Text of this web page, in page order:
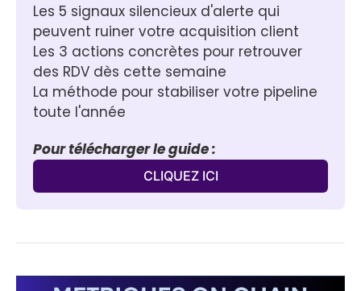
Les 5 signaux silencieux d'alerte qui
peuvent ruiner votre acquisition client
Les 3 actions concrètes pour retrouver
des RDV dès cette semaine
La méthode pour stabiliser votre pipeline
toute l'année
Pour télécharger le guide :
CLIQUEZ ICI